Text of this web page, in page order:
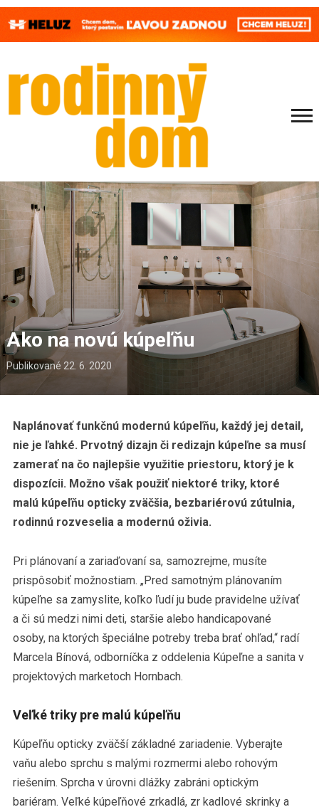
Ako na novú kúpeľňu
Publikované 22. 6. 2020
Naplánovať funkčnú modernú kúpeľňu, každý jej detail,
nie je ľahké. Prvotný dizajn či redizajn kúpeľne sa musí
zamerať na čo najlepšie využitie priestoru, ktorý je k
dispozícii. Možno však použiť niektoré triky, ktoré
malú kúpeľňu opticky zväčšia, bezbariérovú zútulnia,
rodinnú rozveselia a modernú oživia.
Pri plánovaní a zariaďovaní sa, samozrejme, musíte
prispôsobiť možnostiam. „Pred samotným plánovaním
kúpeľne sa zamyslite, koľko ľudí ju bude pravidelne užívať
a či sú medzi nimi deti, staršie alebo handicapované
osoby, na ktorých špeciálne potreby treba brať ohľad,“ radí
Marcela Bínová, odborníčka z oddelenia Kúpeľne a sanita v
projektových marketoch Hornbach.
Veľké triky pre malú kúpeľňu
Kúpeľňu opticky zväčší základné zariadenie. Vyberajte
vaňu alebo sprchu s malými rozmermi alebo rohovým
riešením. Sprcha v úrovni dlážky zabráni optickým
bariéram. Veľké kúpeľňové zrkadlá, zr kadlové skrinky a